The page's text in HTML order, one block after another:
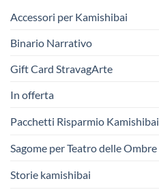
Accessori per Kamishibai
Binario Narrativo
Gift Card StravagArte
In offerta
Pacchetti Risparmio Kamishibai
Sagome per Teatro delle Ombre
Storie kamishibai